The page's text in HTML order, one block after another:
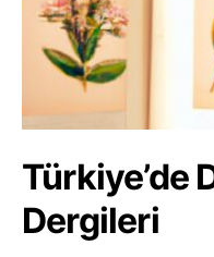
Türkiye’de
Dergileri